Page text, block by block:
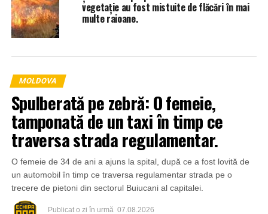
vegetație au fost mistuite de flăcări în mai
multe raioane.
MOLDOVA
Spulberată pe zebră: O femeie,
tamponată de un taxi în timp ce
traversa strada regulamentar.
O femeie de 34 de ani a ajuns la spital, după ce a fost lovită de
un automobil în timp ce traversa regulamentar strada pe o
trecere de pietoni din sectorul Buiucani al capitalei.
Publicat o zi în urmă 07.08.2026